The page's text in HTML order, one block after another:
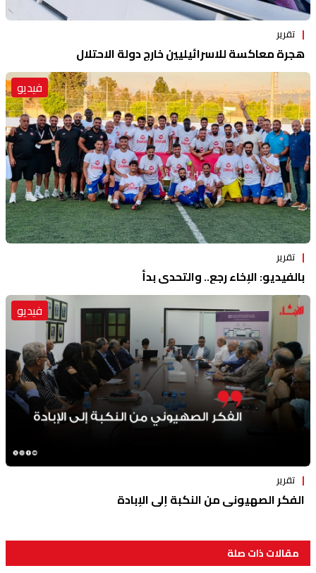
تقرير
هجرة معاكسة للاسرائيليين خارج دولة الاحتلال
فيديو
تقرير
بالفيديو: الإخاء رجع.. والتحدي بدأ
فيديو
تقرير
الفكر الصهيوني من النكبة إلى الإبادة
مقالات ذات صلة